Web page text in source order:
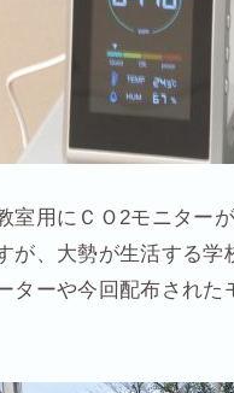
室用にＣＯ2モニター
が、大勢が生活する
ターや今回配布され